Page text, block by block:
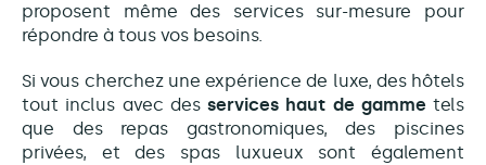
proposent même des services sur-mesure pour
répondre à tous vos besoins.
Si vous cherchez une expérience de luxe, des hôtels
tout inclus avec des services haut de gamme tels
que des repas gastronomiques, des piscines
privées, et des spas luxueux sont également